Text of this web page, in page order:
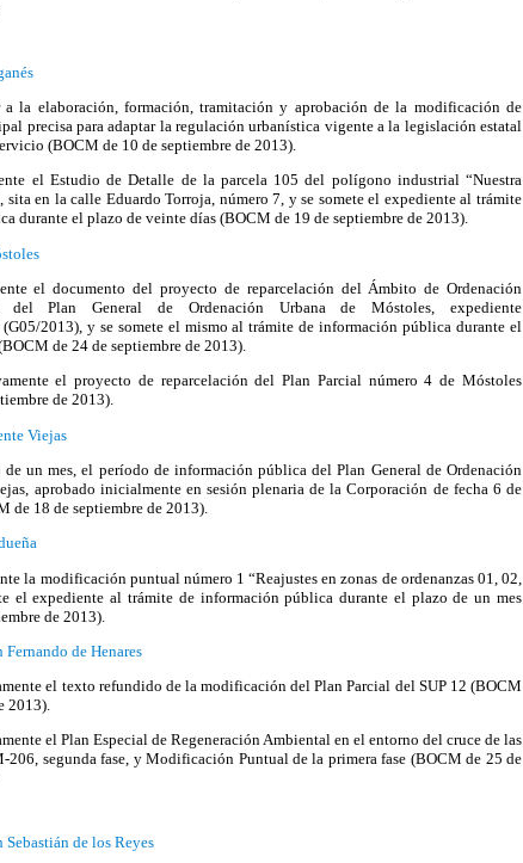
a la elaboración, formación, tramitación y aprobación de la modificación de
precisa para adaptar la regulación urbanística vigente a la legislación estatal
(BOCM de 10 de septiembre de 2013).
el Estudio de Detalle de la parcela 105 del polígono industrial “Nuestra
sita en la calle Eduardo Torroja, número 7, y se somete el expediente al trámite
durante el plazo de veinte días (BOCM de 19 de septiembre de 2013).
el documento del proyecto de reparcelación del Ámbito de Ordenación
del Plan General de Ordenación Urbana de Móstoles, expediente
2013), y se somete el mismo al trámite de información pública durante el
de 24 de septiembre de 2013).
el proyecto de reparcelación del Plan Parcial número 4 de Móstoles
de 2013).
Viejas
un mes, el período de información pública del Plan General de Ordenación
aprobado inicialmente en sesión plenaria de la Corporación de fecha 6 de
de 18 de septiembre de 2013).
la modificación puntual número 1 “Reajustes en zonas de ordenanzas 01, 02,
el expediente al trámite de información pública durante el plazo de un mes
de 2013).
de Henares
el texto refundido de la modificación del Plan Parcial del SUP 12 (BOCM
2013).
el Plan Especial de Regeneración Ambiental en el entorno del cruce de las
206, segunda fase, y Modificación Puntual de la primera fase (BOCM de 25 de
de los Reyes